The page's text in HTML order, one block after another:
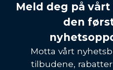
Meld deg på
den
Motta vårt
tilbudene,